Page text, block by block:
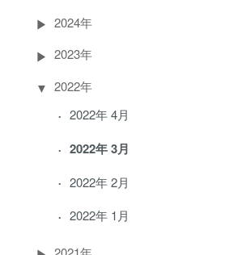
2024年
2023年
2022年
2022年 4月
2022年 3月
2022年 2月
2022年 1月